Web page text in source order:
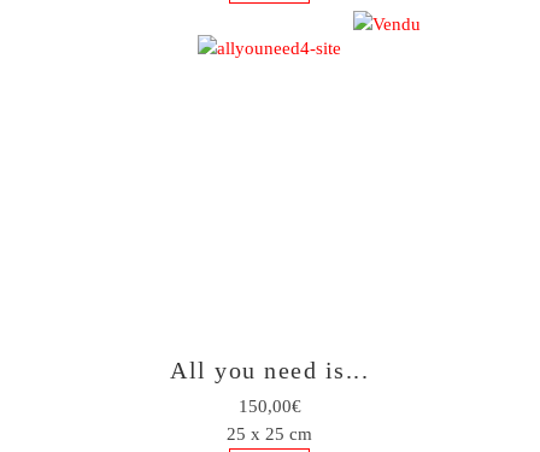
All you need is...
150,00€
25 x 25 cm